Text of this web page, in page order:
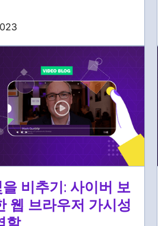
비추기: 사이버 보
웹 브라우저 가시성